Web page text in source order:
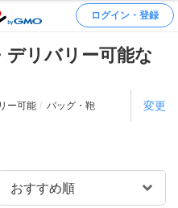
ログイン・登録
デリバリー可能な
ー可能 バッグ・鞄 変更